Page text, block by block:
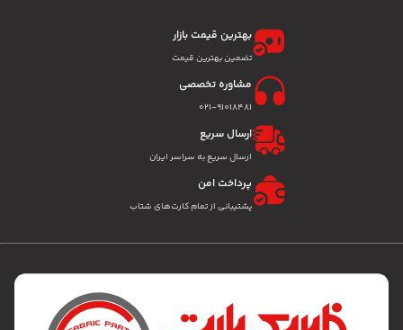
بهترین قیمت بازار
تضمین بهترین قیمت
مشاوره تخصصی
۰۲۱-91018481
ارسال سریع
ارسال سریع به سراسر ایران
پرداخت امن
پشتیبانی از تمام کارت‌های شتاب